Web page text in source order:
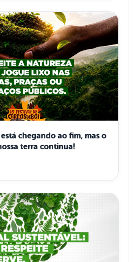
chegando ao fim, mas o
terra continua!